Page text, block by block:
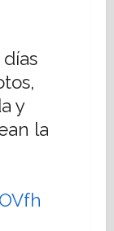
y
la